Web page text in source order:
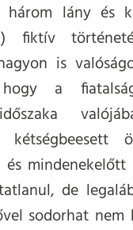
három lány és
fiktív
is
a
de
sodorhat nem